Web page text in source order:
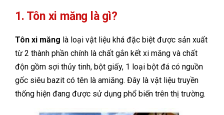
1. Tôn xi măng là gì?
Tôn xi măng là loại vật liệu khá đặc biệt được sản xuất
từ 2 thành phần chính là chất gắn kết xi măng và chất
độn gồm sợi thủy tinh, bột giấy, 1 loại bột đá có nguồn
gốc siêu bazit có tên là amiăng. Đây là vật liệu truyền
thống hiện đang được sử dụng phổ biến trên thị trường.